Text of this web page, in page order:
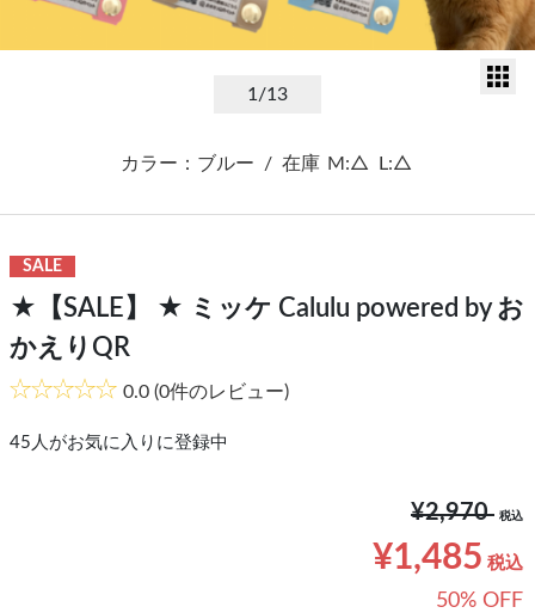
1/13
カラー：ブルー / 在庫 M:△ L:△
SALE
★【SALE】 ★ ミッケ Calulu powered by お
かえりQR
0.0 (0件のレビュー)
45 人がお気に入りに登録中
¥2,970
¥1,485
50% OFF